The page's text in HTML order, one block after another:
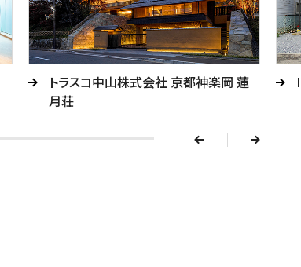
トラスコ中山株式会社 京都神楽岡 蓮
月荘
e
v
n